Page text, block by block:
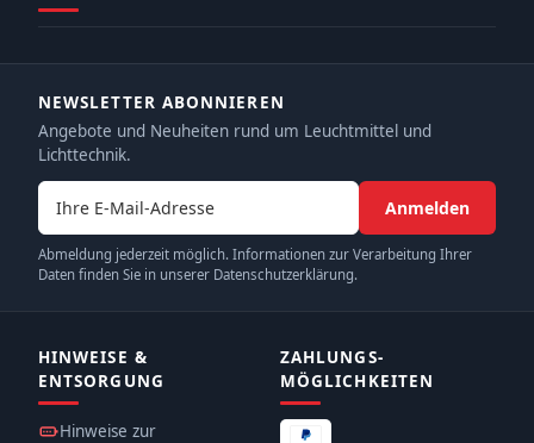
NEWSLETTER ABONNIEREN
Angebote und Neuheiten rund um Leuchtmittel und
Lichttechnik.
E-Mail-Adresse
Anmelden
Abmeldung jederzeit möglich. Informationen zur Verarbeitung Ihrer
Daten finden Sie in unserer Datenschutzerklärung.
HINWEISE &
ENTSORGUNG
Hinweise zur
ZAHLUNGS­
MÖGLICHKEITEN